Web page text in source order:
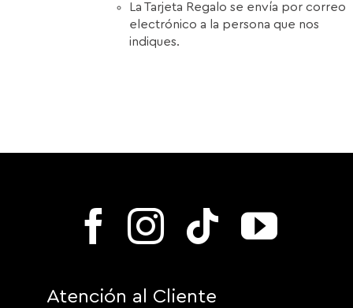
La Tarjeta Regalo se envía por correo
electrónico a la persona que nos
indiques.
Atención al Cliente